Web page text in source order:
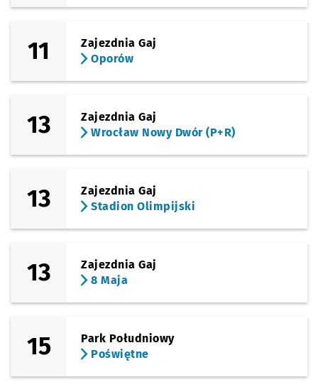
11
Zajezdnia Gaj
Oporów
13
Zajezdnia Gaj
Wrocław Nowy Dwór (P+R)
13
Zajezdnia Gaj
Stadion Olimpijski
13
Zajezdnia Gaj
8 Maja
15
Park Południowy
Poświętne